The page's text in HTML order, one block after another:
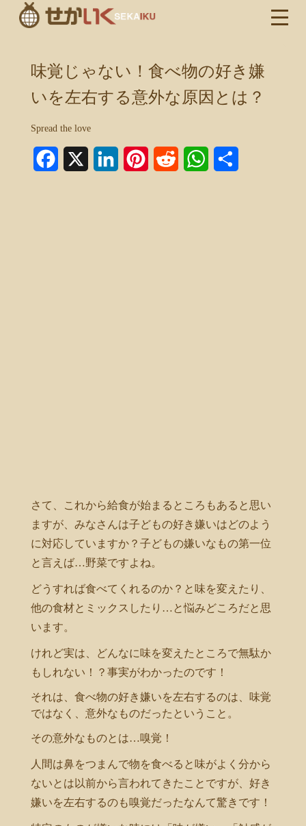
味覚じゃない！食べ物の好き嫌
いを左右する意外な原因とは？
Spread the love
Facebook LinkedInPinterest Reddit WhatsApp
さて、これから給食が始まるところもあると思い
ますが、みなさんは子どもの好き嫌いはどのよう
に対応していますか？子どもの嫌いなもの第一位
と言えば…野菜ですよね。
どうすれば食べてくれるのか？と味を変えたり、
他の食材とミックスしたり…と悩みどころだと思
います。
けれど実は、どんなに味を変えたところで無駄か
もしれない！？事実がわかったのです！
それは、食べ物の好き嫌いを左右するのは、味覚
ではなく、意外なものだったということ。
その意外なものとは…嗅覚！
人間は鼻をつまんで物を食べると味がよく分から
ないとは以前から言われてきたことですが、好き
嫌いを左右するのも嗅覚だったなんて驚きです！